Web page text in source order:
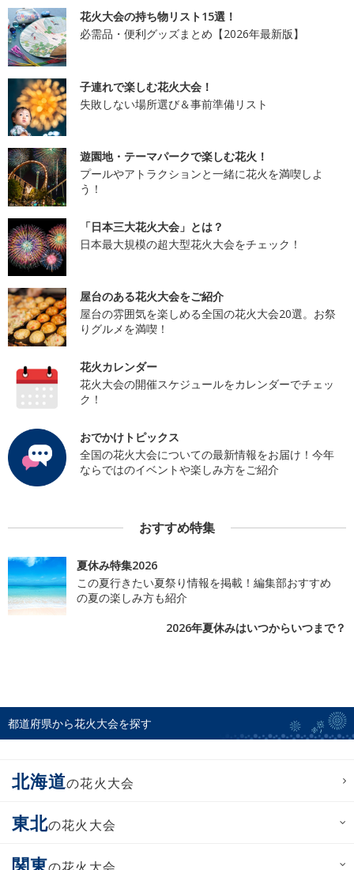
花火大会の持ち物リスト15選！
必需品・便利グッズまとめ【2026年最新版】
子連れで楽しむ花火大会！
失敗しない場所選び＆事前準備リスト
遊園地・テーマパークで楽しむ花火！
プールやアトラクションと一緒に花火を満喫しよ
う！
「日本三大花火大会」とは？
日本最大規模の超大型花火大会をチェック！
屋台のある花火大会をご紹介
屋台の雰囲気を楽しめる全国の花火大会20選。お祭
りグルメを満喫！
花火カレンダー
花火大会の開催スケジュールをカレンダーでチェッ
ク！
おでかけトピックス
全国の花火大会についての最新情報をお届け！今年
ならではのイベントや楽しみ方をご紹介
おすすめ特集
夏休み特集2026
この夏行きたい夏祭り情報を掲載！編集部おすすめ
の夏の楽しみ方も紹介
2026年夏休みはいつからいつまで？
都道府県から花火大会を探す
北海道の花火大会
東北の花火大会
関東